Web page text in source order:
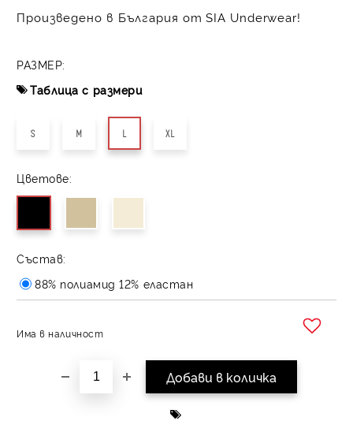
Произведено в България от SIA Underwear!
РАЗМЕР:
Таблица с размери
S M L XL
Цветове:
Състав:
88% полиамид 12% еластан
Има в наличност